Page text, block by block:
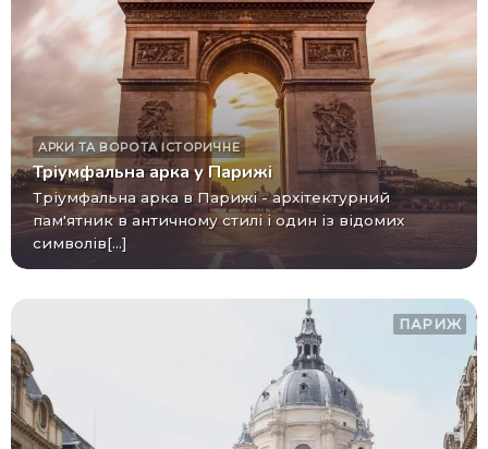
АРКИ ТА ВОРОТА ІСТОРИЧНЕ
Тріумфальна арка у Парижі
Тріумфальна арка в Парижі - архітектурний
пам'ятник в античному стилі і один із відомих
символів[...]
ПАРИЖ